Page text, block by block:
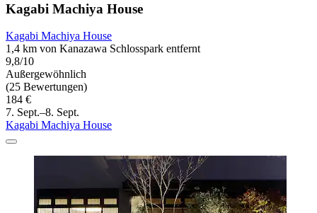
Kagabi Machiya House
Kagabi Machiya House
1,4 km von Kanazawa Schlosspark entfernt
9,8/10
Außergewöhnlich
(25 Bewertungen)
184 €
7. Sept.–8. Sept.
Kagabi Machiya House